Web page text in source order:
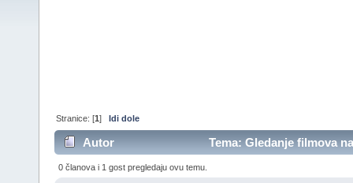
Stranice: [1]Idi dole
Autor Tema: Gledanje filmova
0 članova i 1 gost pregledaju ovu temu.